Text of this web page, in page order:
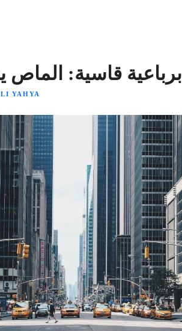
برباعية قاسية:
YAHYA